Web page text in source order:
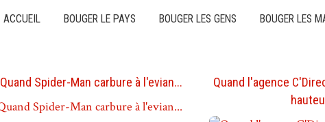
ACCUEIL BOUGER LE PAYS BOUGER LES GENS BOUGER LES
Quand Spider-Man carbure à l'evian...
Quand l'agence